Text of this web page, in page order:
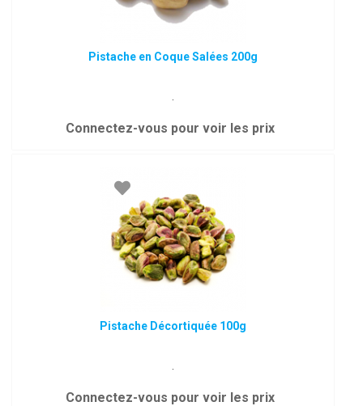
Pistache en Coque Salées 200g
.
Connectez-vous pour voir les prix
Pistache Décortiquée 100g
.
Connectez-vous pour voir les prix